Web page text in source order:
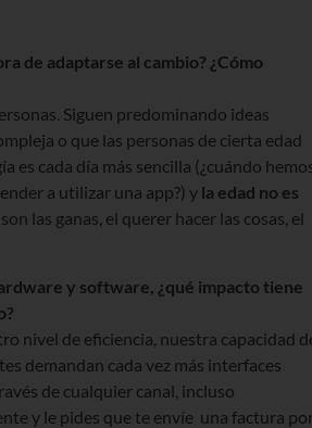
de adaptarse al cambio? ¿Cómo
Siguen predominando ideas
o que las personas de cierta edad
es cada día más sencilla (¿cuándo
a utilizar una app?) y la edad no es
las ganas, el querer hacer las cosas, el
y software, ¿qué impacto tiene
nivel de eficiencia, nuestra capacidad
demandan cada vez más interfaces
de cualquier canal, incluso
y le pides que te envíe una factura